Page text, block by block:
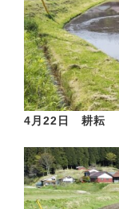
4月22日 耕耘